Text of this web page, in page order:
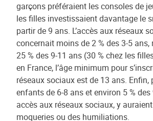
garçons préféraient les consoles de
les filles investissaient davantage le
partir de 9 ans. L’accès aux réseaux
concernait moins de 2 % des 3-5
25 % des 9-11 ans (30 % chez les
en France, l’âge minimum pour
réseaux sociaux est de 13 ans. Enfin,
enfants de 6-8 ans et environ 5 %
accès aux réseaux sociaux, y
moqueries ou des humiliations.